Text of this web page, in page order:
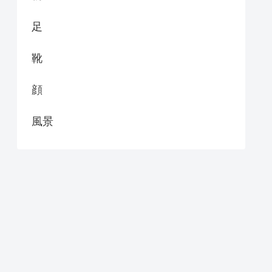
足
靴
顔
風景